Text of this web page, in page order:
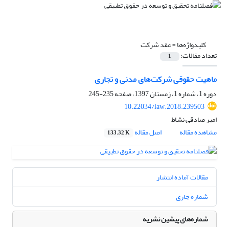
کلیدواژه‌ها =عقد شرکت
تعداد مقالات: 1
ماهیت حقوقی شرکت‌های مدنی و تجاری
دوره 1، شماره 1، زمستان 1397، صفحه
235-245
10.22034/law.2018.239503
امیر صادقی نشاط
مشاهده مقاله
اصل مقاله 133.32 K
مقالات آماده انتشار
شماره جاری
شماره‌های پیشین نشریه